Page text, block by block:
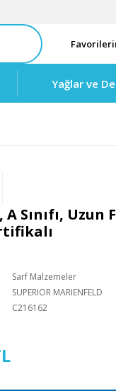
Yağlar ve
A Sınıfı,
Sarf Malzemeler
SUPERIOR MARIENFELD
C216162